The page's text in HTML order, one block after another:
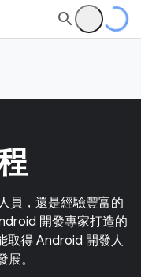
員，還是經驗豐富的
開發專家打造的
取得 Android 開發人
。